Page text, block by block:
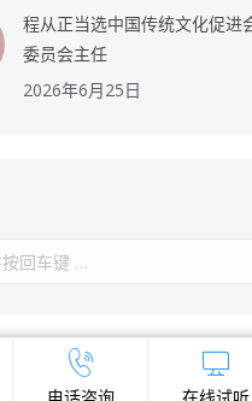
程从正当选中国传统文化促进
委员会主任
2026年6月25日
电话咨询 在线试听